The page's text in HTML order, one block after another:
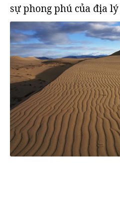
sự phong phú của địa